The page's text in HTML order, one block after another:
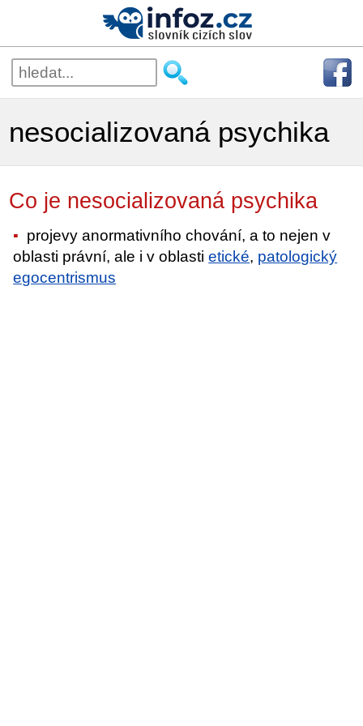
nesocializovaná psychika
Co je nesocializovaná psychika
projevy anormativního chování, a to nejen v
oblasti právní, ale i v oblastietické, patologický
egocentrismus